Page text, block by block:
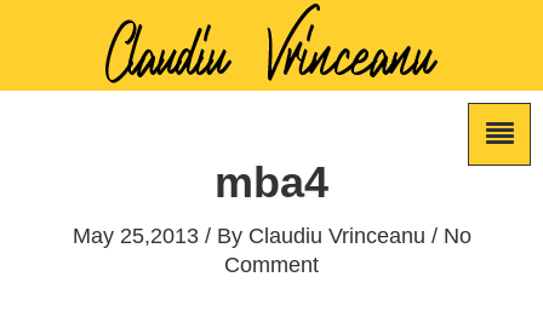
mba4
May 25,2013 / By Claudiu Vrinceanu / No
Comment